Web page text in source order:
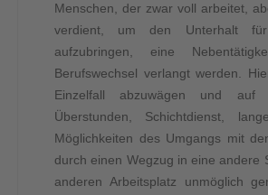
Menschen, der zwar voll arbeitet,
verdient, um den Unterhalt
aufzubringen, eine
Berufswechsel verlangt werden.
Einzelfall abzuwägen und auf
Überstunden, Schichtdienst,
Möglichkeiten des Umgangs mit
durch einen Wegzug in eine andere
anderen Arbeitsplatz unmöglich